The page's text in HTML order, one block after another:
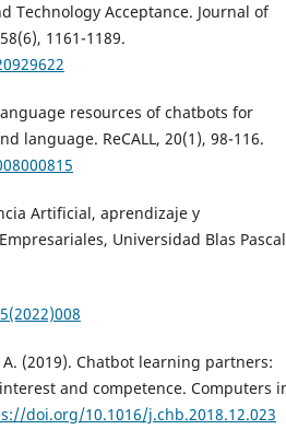
Technology Acceptance. Journal of
1161-1189.
resources of chatbots for
language. ReCALL, 20(1), 98-116.
Artificial, aprendizaje y
Universidad Blas
A. (2019). Chatbot learning partners:
and competence. Computers
doi.org/10.1016/j.chb.2018.12.023